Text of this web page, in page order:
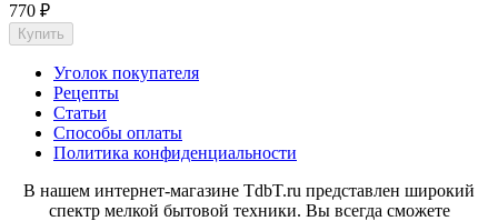
770 ₽
Купить
Уголок покупателя
Рецепты
Статьи
Способы оплаты
Политика конфиденциальности
В нашем интернет-магазине TdbT.ru представлен широкий
спектр мелкой бытовой техники. Вы всегда сможете